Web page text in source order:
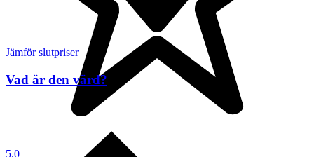
5.0
Jämför slutpriser
Vad är den värd?